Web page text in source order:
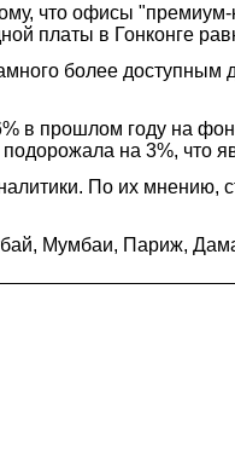
что офисы
платы в Гонконге
более доступным
прошлом году на
на 3%, что
По их
Мумбаи, Париж,